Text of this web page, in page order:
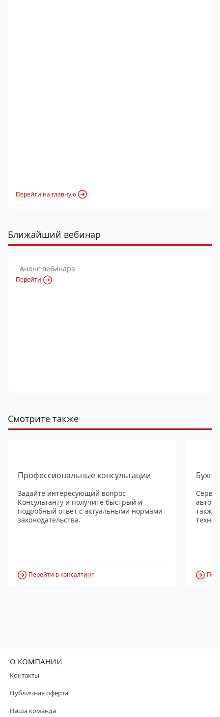
Перейти на главную
Ближайший вебинар
Анонс вебинара
Перейти
Смотрите также
Профессиональные консультации
Задайте интересующий вопрос
Консультанту и получите быстрый и
подробный ответ с актуальными нормами
законодательства.
Перейти в консалтинг
также
О КОМПАНИИ
Контакты
Публичная оферта
Наша команда